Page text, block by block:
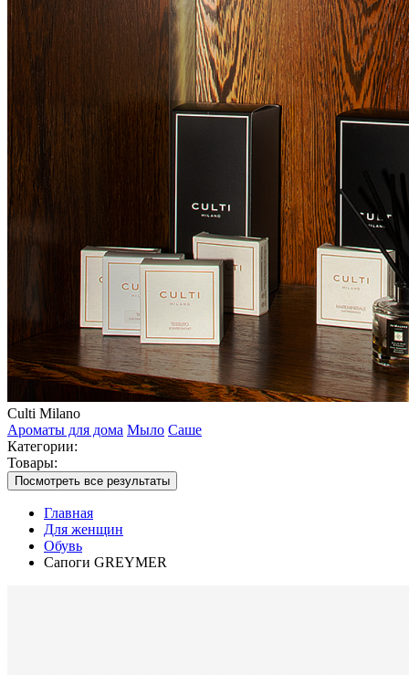
Culti Milano
Ароматы для дома Мыло Саше
Категории:
Товары:
Посмотреть все результаты
Главная
Для женщин
Обувь
Сапоги GREYMER